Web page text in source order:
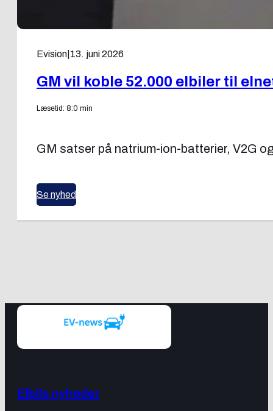
Evision 13. juni 2026
GM vil koble 52.000 elbiler til
Læsetid: 8:0 min
GM satser på natrium-ion-batterier, V2G
Se nyhed
Elbils nyheder